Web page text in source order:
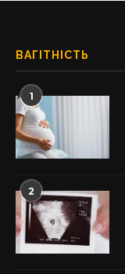
ВАГІТНІСТЬ
1
2